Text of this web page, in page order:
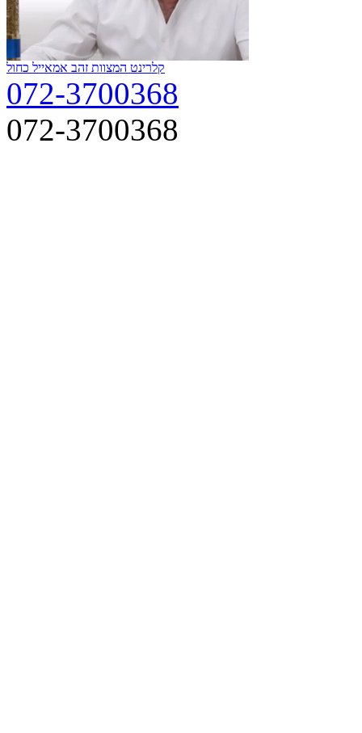
קלרינט המצוות זהב אמאייל כחול
072-3700368
072-3700368